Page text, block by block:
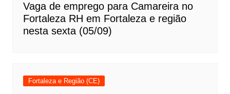
Vaga de emprego para Camareira no
Fortaleza RH em Fortaleza e região
nesta sexta (05/09)
Fortaleza e Região (CE)